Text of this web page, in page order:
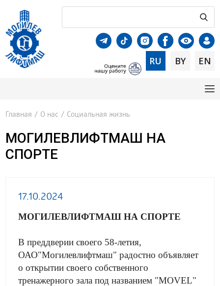
RU BY EN
Главная / О нас / Социальная жизнь
МОГИЛЕВЛИФТМАШ НА
СПОРТЕ
17.10.2024
МОГИЛЕВЛИФТМАШ НА СПОРТЕ
В преддверии своего 58-летия,
ОАО"Могилевлифтмаш" радостно объявляет
о открытии своего собственного
тренажерного зала под названием "MOVEL"